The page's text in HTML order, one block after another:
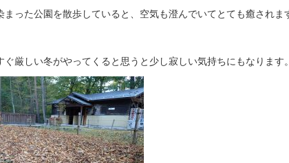
った公園を散歩していると、空気も澄んでいてとても癒されま
ぐ厳しい冬がやってくると思うと少し寂しい気持ちにもなります。